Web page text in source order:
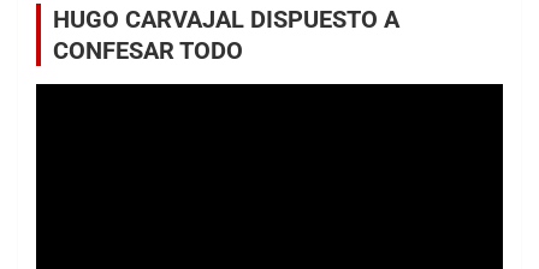
HUGO CARVAJAL DISPUESTO A
CONFESAR TODO